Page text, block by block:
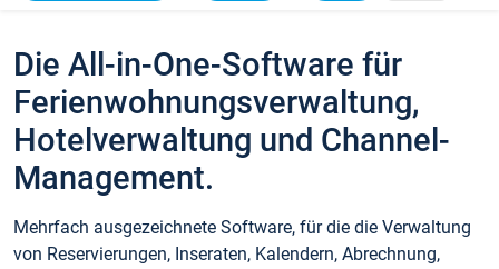
Die All-in-One-Software für
Ferienwohnungsverwaltung,
Hotelverwaltung und Channel-
Management.
Mehrfach ausgezeichnete Software, für die die Verwaltung
von Reservierungen, Inseraten, Kalendern, Abrechnung,